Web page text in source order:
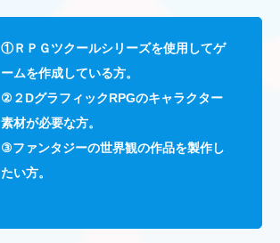
①ＲＰＧツクールシリーズを使用してゲ
ームを作成している方。
②２DグラフィックRPGのキャラクター
素材が必要な方。
③ファンタジーの世界観の作品を製作し
たい方。